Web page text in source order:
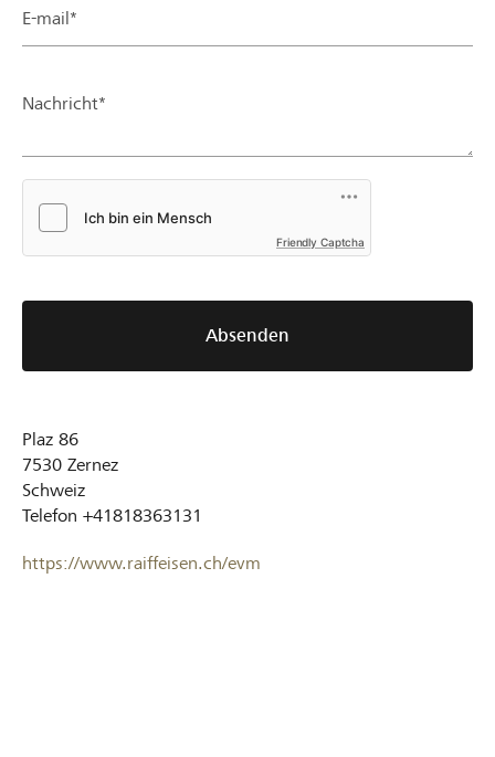
E-mail*
Nachricht*
Friendly Captcha
Absenden
Plaz 86
7530 Zernez
Schweiz
Telefon +41818363131
https://www.raiffeisen.ch/evm